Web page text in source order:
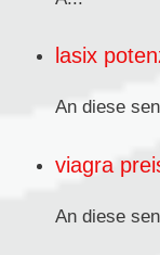
lasix
An diese
viagra
An diese